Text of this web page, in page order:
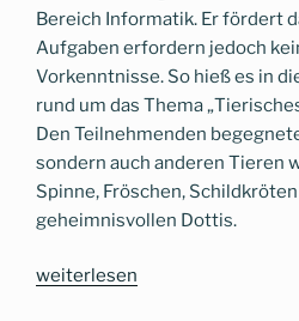
Bereich Informatik. Er fördert
Aufgaben erfordern jedoch
Vorkenntnisse. So hieß es in
rund um das Thema
Den Teilnehmenden
sondern auch anderen Tieren
Spinne, Fröschen,
geheimnisvollen Dottis.
„Das
weiterlesen